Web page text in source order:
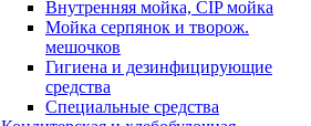
Внутренняя мойка, CIP мойка
Мойка серпянок и творож.
мешочков
Гигиена и дезинфицирующие
средства
Специальные средства